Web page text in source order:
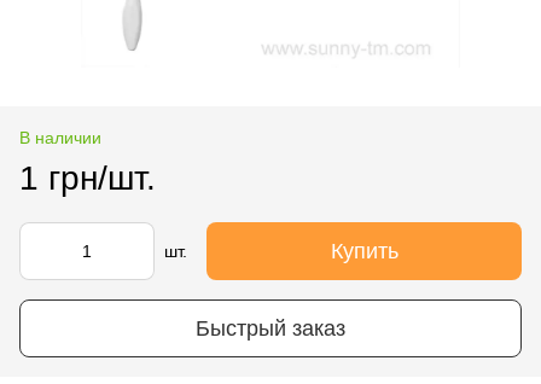
В наличии
1 грн/шт.
шт. Купить
Быстрый заказ